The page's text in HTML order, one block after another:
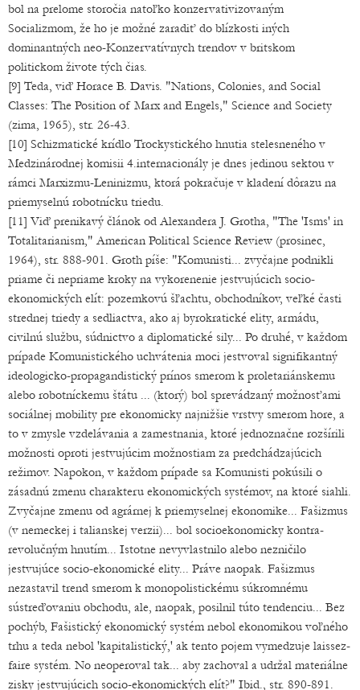
bol na prelome storočia natoľko konzervativizovaným
Socializmom, že ho je možné zaradiť do blízkosti iných
dominantných neo-Konzervatívnych trendov v britskom
politickom živote tých čias.
[9] Teda, viď Horace B. Davis. "Nations, Colonies, and Social
Classes: The Position of Marx and Engels," Science and Society
(zima, 1965), str. 26-43.
[10] Schizmatické krídlo Trockystického hnutia stelesneného v
Medzinárodnej komisii 4.internacionály je dnes jedinou sektou v
rámci Marxizmu-Leninizmu, ktorá pokračuje v kladení dôrazu na
priemyselnú robotnícku triedu.
[11] Viď prenikavý článok od Alexandera J. Grotha, "The 'Isms' in
Totalitarianism," American Political Science Review (prosinec,
1964), str. 888-901. Groth píše: "Komunisti... zvyčajne podnikli
priame či nepriame kroky na vykorenenie jestvujúcich socio-
ekonomických elít: pozemkovú šľachtu, obchodníkov, veľké časti
strednej triedy a sedliactva, ako aj byrokratické elity, armádu,
civilnú službu, súdnictvo a diplomatické sily... Po druhé, v každom
prípade Komunistického uchvátenia moci jestvoval signifikantný
ideologicko-propagandistický prínos smerom k proletariánskemu
alebo robotníckemu štátu ... (ktorý) bol sprevádzaný možnosťami
sociálnej mobility pre ekonomicky najnižšie vrstvy smerom hore, a
to v zmysle vzdelávania a zamestnania, ktoré jednoznačne rozšírili
možnosti oproti jestvujúcim možnostiam za predchádzajúcich
režimov. Napokon, v každom prípade sa Komunisti pokúsili o
zásadnú zmenu charakteru ekonomických systémov, na ktoré siahli.
Zvyčajne zmenu od agrárnej k priemyselnej ekonomike... Fašizmus
(v nemeckej i talianskej verzii)... bol socioekonomicky kontra-
revolučným hnutím... Istotne nevyvlastnilo alebo nezničilo
jestvujúce socio-ekonomické elity... Práve naopak. Fašizmus
nezastavil trend smerom k monopolistickému súkromnému
sústreďovaniu obchodu, ale, naopak, posilnil túto tendenciu... Bez
pochýb, Fašistický ekonomický systém nebol ekonomikou voľného
trhu a teda nebol 'kapitalistický,' ak tento pojem vymedzuje laissez-
faire systém. No neoperoval tak... aby zachoval a udržal materiálne
zisky jestvujúcich socio-ekonomických elít?" Ibid., str. 890-891.